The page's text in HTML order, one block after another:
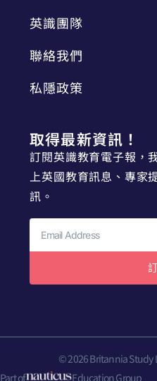
英識團隊
聯絡我們
私隱政策
取得最新資訊！
訂閱英識教育電子報，
上英國教育訊息、專家
訊。
© 2026 Britannia Study
Part of
Education Group